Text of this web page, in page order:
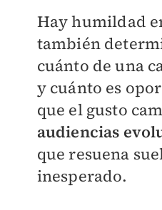
Hay humildad
también
cuánto de una
y cuánto es
que el gusto
audiencias
que resuena
inesperado.